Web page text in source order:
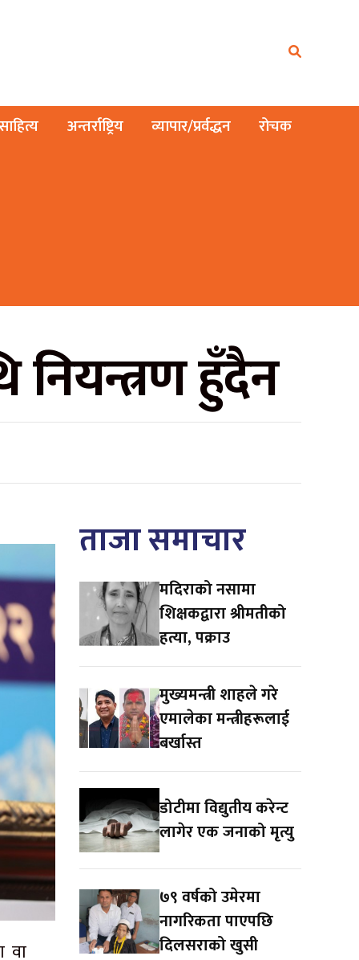
अन्तर्राष्ट्रिय व्यापार/प्रर्वद्धन रोचक
नियन्त्रण हुँदैन
वा
ताजा समाचार
मदिराको नसामा
शिक्षकद्वारा श्रीमतीको
हत्या, पक्राउ
मुख्यमन्त्री शाहले गरे
एमालेका मन्त्रीहरूलाई
बर्खास्त
डोटीमा विद्युतीय करेन्ट
लागेर एक जनाको मृत्यु
७९ वर्षको उमेरमा
नागरिकता पाएपछि
दिलसराको खुसी